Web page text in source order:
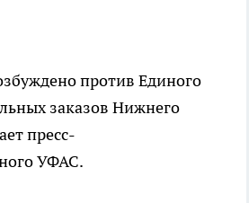
против Единого
заказов Нижнего
пресс-
УФАС.